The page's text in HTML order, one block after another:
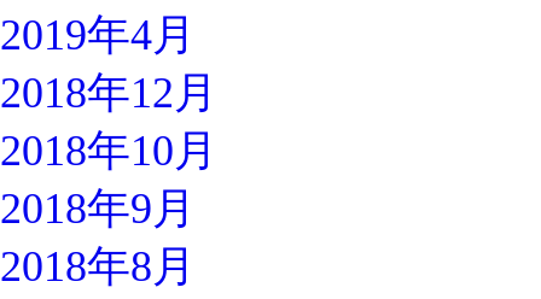
2019年4月
2018年12月
2018年10月
2018年9月
2018年8月